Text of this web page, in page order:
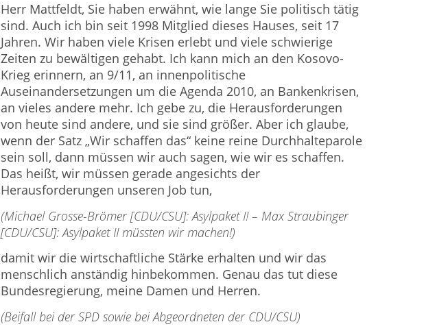
Herr Mattfeldt, Sie haben erwähnt, wie lange Sie po­litisch tätig
sind. Auch ich bin seit 1998 Mitglied dieses Hauses, seit 17
Jahren. Wir haben viele Krisen erlebt und viele schwierige
Zeiten zu bewältigen gehabt. Ich kann mich an den Kosovo-
Krieg erinnern, an 9/11, an innen­politische
Auseinandersetzungen um die Agenda 2010, an Bankenkrisen,
an vieles andere mehr. Ich gebe zu, die Herausforderungen
von heute sind andere, und sie sind größer. Aber ich glaube,
wenn der Satz „Wir schaffen das“ keine reine Durchhalteparole
sein soll, dann müs­sen wir auch sagen, wie wir es schaffen.
Das heißt, wir müssen gerade angesichts der
Herausforderungen unse­ren Job tun,
(Michael Grosse-Brömer [CDU/CSU]: Asyl­paket I! – Max Straubinger
[CDU/CSU]: Asylpaket II müssten wir machen!)
damit wir die wirtschaftliche Stärke erhalten und wir das
menschlich anständig hinbekommen. Genau das tut diese
Bundesregierung, meine Damen und Herren.
(Beifall bei der SPD sowie bei Abgeordneten der CDU/CSU)